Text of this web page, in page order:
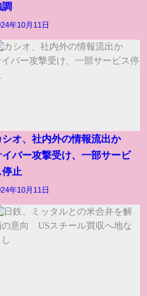
調
年10月11日
シオ、社内外の情報流出か
イバー攻撃受け、一部サービ
停止
年10月11日